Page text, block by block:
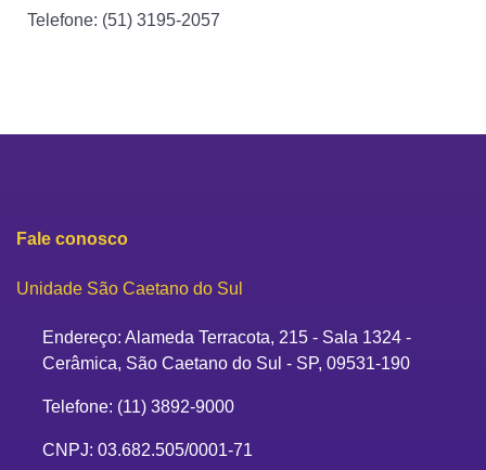
Telefone: (51) 3195-2057
Fale conosco
Unidade São Caetano do Sul
Endereço: Alameda Terracota, 215 - Sala 1324 -
Cerâmica, São Caetano do Sul - SP, 09531-190
Telefone: (11) 3892-9000
CNPJ: 03.682.505/0001-71